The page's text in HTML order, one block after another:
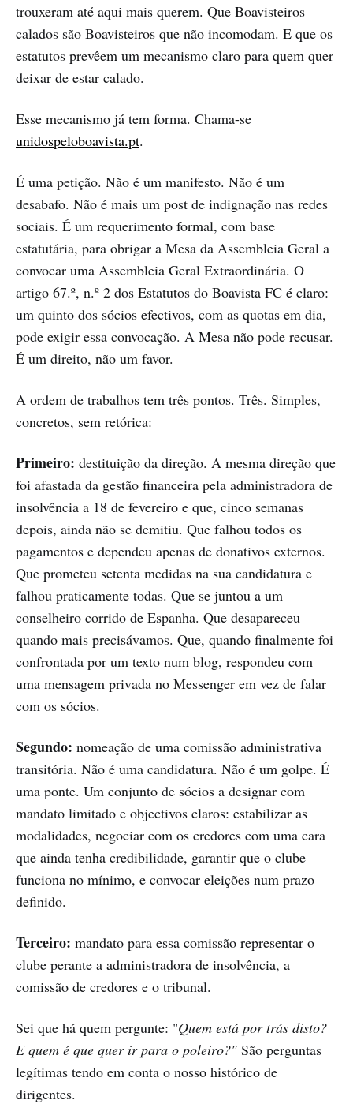
trouxeram até aqui mais querem. Que Boavisteiros
calados são Boavisteiros que não incomodam. E que os
estatutos prevêem um mecanismo claro para quem quer
deixar de estar calado.
Esse mecanismo já tem forma. Chama-se
unidospeloboavista.pt.
É uma petição. Não é um manifesto. Não é um
desabafo. Não é mais um post de indignação nas redes
sociais. É um requerimento formal, com base
estatutária, para obrigar a Mesa da Assembleia Geral a
convocar uma Assembleia Geral Extraordinária. O
artigo 67.º, n.º 2 dos Estatutos do Boavista FC é claro:
um quinto dos sócios efectivos, com as quotas em dia,
pode exigir essa convocação. A Mesa não pode recusar.
É um direito, não um favor.
A ordem de trabalhos tem três pontos. Três. Simples,
concretos, sem retórica:
Primeiro: destituição da direção. A mesma direção que
foi afastada da gestão financeira pela administradora de
insolvência a 18 de fevereiro e que, cinco semanas
depois, ainda não se demitiu. Que falhou todos os
pagamentos e dependeu apenas de donativos externos.
Que prometeu setenta medidas na sua candidatura e
falhou praticamente todas. Que se juntou a um
conselheiro corrido de Espanha. Que desapareceu
quando mais precisávamos. Que, quando finalmente foi
confrontada por um texto num blog, respondeu com
uma mensagem privada no Messenger em vez de falar
com os sócios.
Segundo: nomeação de uma comissão administrativa
transitória. Não é uma candidatura. Não é um golpe. É
uma ponte. Um conjunto de sócios a designar com
mandato limitado e objectivos claros: estabilizar as
modalidades, negociar com os credores com uma cara
que ainda tenha credibilidade, garantir que o clube
funciona no mínimo, e convocar eleições num prazo
definido.
Terceiro: mandato para essa comissão representar o
clube perante a administradora de insolvência, a
comissão de credores e o tribunal.
Sei que há quem pergunte: "Quem está por trás disto?
E quem é que quer ir para o poleiro?" São perguntas
legítimas tendo em conta o nosso histórico de
dirigentes.